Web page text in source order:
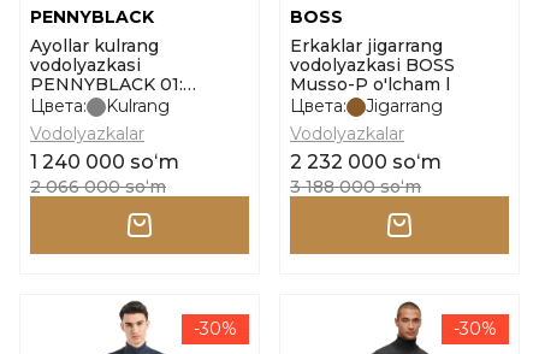
PENNYBLACK
Ayollar kulrang
vodolyazkasi
PENNYBLACK 01:
Sweater Collana o'lcham
l
Цвета:
Kulrang
Vodolyazkalar
1 240 000 soʻm
2 066 000 soʻm
BOSS
Erkaklar jigarrang
vodolyazkasi BOSS
Musso-P o'lcham l
Цвета:
Jigarrang
Vodolyazkalar
2 232 000 soʻm
3 188 000 soʻm
-30% -30%